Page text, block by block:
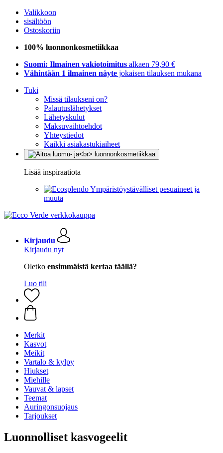
Valikkoon
sisältöön
Ostoskoriin
100% luonnonkosmetiikkaa
Suomi: Ilmainen vakiotoimitus alkaen 79,90 €
Vähintään 1 ilmainen näyte jokaisen tilauksen mukana
Tuki
Missä tilaukseni on?
Palautuslähetykset
Lähetyskulut
Maksuvaihtoehdot
Yhteystiedot
Kaikki asiakastukiaiheet
Lisää inspiraatiota
Ympäristöystävälliset pesuaineet ja
muuta
Kirjaudu
Kirjaudu nyt
Oletko ensimmäistä kertaa täällä?
Luo tili
Merkit
Kasvot
Meikit
Vartalo & kylpy
Hiukset
Miehille
Vauvat & lapset
Teemat
Auringonsuojaus
Tarjoukset
Luonnolliset kasvogeelit